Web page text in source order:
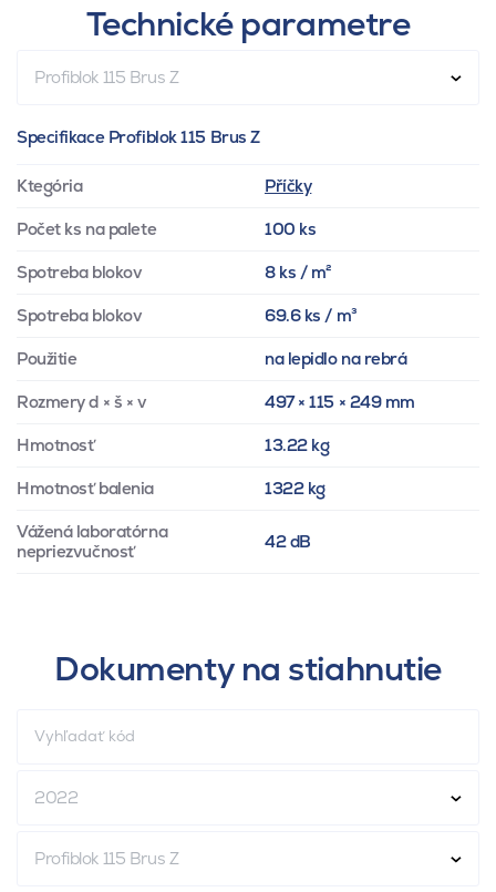
Technické parametre
Profiblok 115 Brus Z
Specifikace Profiblok 115 Brus Z
Ktegória Příčky
Počet ks na palete 100 ks
Spotreba blokov 8 ks / m²
Spotreba blokov 69.6 ks / m³
Použitie na lepidlo na rebrá
Rozmery d × š × v 497 × 115 × 249 mm
Hmotnosť 13.22 kg
Hmotnosť balenia 1322 kg
Vážená laboratórna
nepriezvučnosť
42 dB
Dokumenty na stiahnutie
2022
Profiblok 115 Brus Z